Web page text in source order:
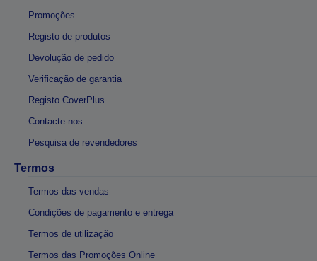
Promoções
Registo de produtos
Devolução de pedido
Verificação de garantia
Registo CoverPlus
Contacte-nos
Pesquisa de revendedores
Termos
Termos das vendas
Condições de pagamento e entrega
Termos de utilização
Termos das Promoções Online